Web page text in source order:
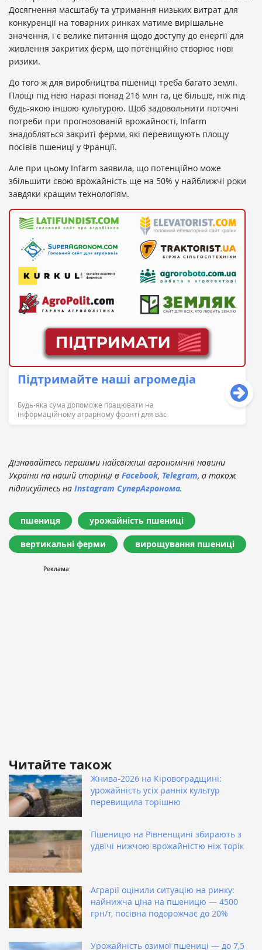
Досягнення масштабу та утримання низьких витрат для
конкуренції на товарних ринках матиме вирішальне
значення, і є велике питання щодо доступу до енергії для
живлення закритих ферм, що потенційно створює нові
ризики.
До того ж для виробництва пшениці треба багато землі.
Площі під нею наразі понад 216 млн га, це більше, ніж під
будь-якою іншою культурою. Щоб задовольнити поточні
потреби при прогнозованій врожайності, Infarm
знадобляться закриті ферми, які перевищують площу
посівів пшениці у Франції.
Але при цьому Infarm заявила, що потенційно може
збільшити свою врожайність ще на 50% у найближчі роки
завдяки кращим технологіям.
Підтримайте наші агромедіа
Будь-яка сума допоможе працювати на
інформаційному аграрному фронті для вас
Дізнавайтесь першими найсвіжіші агрономічні новини
України на нашій сторінці в Facebook, Telegram, а також
підписуйтесь на Instagram СуперАгронома.
пшениця урожайність пшениці
вертикальні ферми вирощування пшениці
Читайте також
Жнива-2026 на Кіровоградщині:
урожайність усіх ранніх культур
перевищила торішню
Пшеницю на Рівненщині збирають з
удвічі нижчою врожайністю ніж торік
Аграрії оцінили ситуацію на ринку:
найнижча ціна на пшеницю — 4500
грн/т, посівна подорожчає до 20%
Урожайність озимої пшениці — до 7,5